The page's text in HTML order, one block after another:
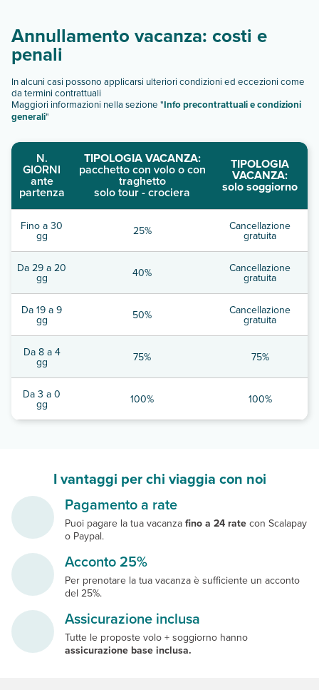
Annullamento vacanza: costi e
penali
In alcuni casi possono applicarsi ulteriori condizioni ed eccezioni come
da termini contrattuali
Maggiori informazioni nella sezione "Info precontrattuali e condizioni
generali"
N.
GIORNI
ante
partenza
TIPOLOGIA VACANZA:
pacchetto con volo o con
traghetto
solo tour - crociera
TIPOLOGIA
VACANZA:
solo soggiorno
Fino a 30
gg 25% Cancellazione
gratuita
Da 29 a 20
gg 40% Cancellazione
gratuita
Da 19 a 9
gg 50% Cancellazione
gratuita
Da 8 a 4
gg 75% 75%
Da 3 a 0
gg 100% 100%
I vantaggi per chi viaggia con noi
Pagamento a rate
Puoi pagare la tua vacanza fino a 24 rate con Scalapay
o Paypal.
Acconto 25%
Per prenotare la tua vacanza è sufficiente un acconto
del 25%.
Assicurazione inclusa
Tutte le proposte volo + soggiorno hanno
assicurazione base inclusa.